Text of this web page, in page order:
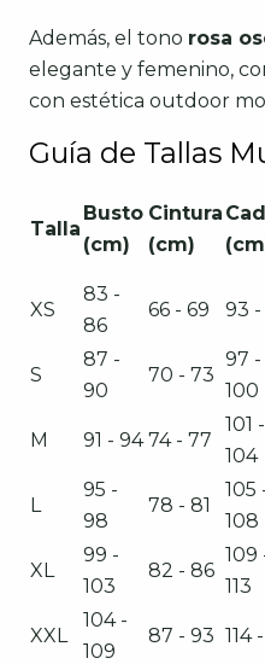
Además, el tono rosa
elegante y femenino,
con estética outdoor
Guía de Tallas
Talla
Busto
(cm)
Cintura
(cm)
XS
83 -
86
66 - 69 93 -
S
87 -
90
70 - 73
97 -
100
M 91 - 94 74 - 77
101 -
104
L
95 -
98
78 - 81
105
108
XL
99 -
103
82 - 86
109
113
XXL
104 -
109
87 - 93 114